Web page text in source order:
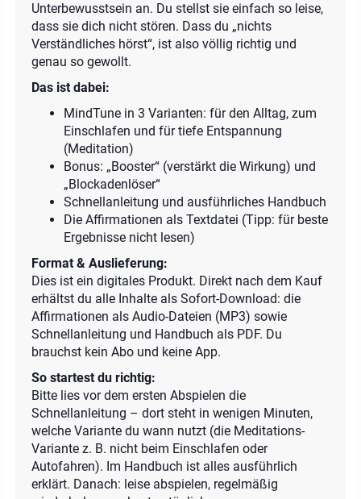
Unterbewusstsein an. Du stellst sie einfach so leise,
dass sie dich nicht stören. Dass du „nichts
Verständliches hörst“, ist also völlig richtig und
genau so gewollt.
Das ist dabei:
MindTune in 3 Varianten: für den Alltag, zum
Einschlafen und für tiefe Entspannung
(Meditation)
Bonus: „Booster“ (verstärkt die Wirkung) und
„Blockadenlöser“
Schnellanleitung und ausführliches Handbuch
Die Affirmationen als Textdatei (Tipp: für beste
Ergebnisse nicht lesen)
Format & Auslieferung:
Dies ist ein digitales Produkt. Direkt nach dem Kauf
erhältst du alle Inhalte als Sofort-Download: die
Affirmationen als Audio-Dateien (MP3) sowie
Schnellanleitung und Handbuch als PDF. Du
brauchst kein Abo und keine App.
So startest du richtig:
Bitte lies vor dem ersten Abspielen die
Schnellanleitung – dort steht in wenigen Minuten,
welche Variante du wann nutzt (die Meditations-
Variante z. B. nicht beim Einschlafen oder
Autofahren). Im Handbuch ist alles ausführlich
erklärt. Danach: leise abspielen, regelmäßig